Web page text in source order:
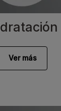
Ver más